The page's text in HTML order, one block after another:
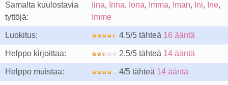
Samalta kuulostavia
tyttöjä:
Iina, Inna, Iona, Imma, Iman, Ini, Ine,
Imme
Luokitus: 4.5/5 tähteä 16 ääntä
Helppo kirjoittaa: 2.5/5 tähteä 14 ääntä
Helppo muistaa: 4/5 tähteä 14 ääntä